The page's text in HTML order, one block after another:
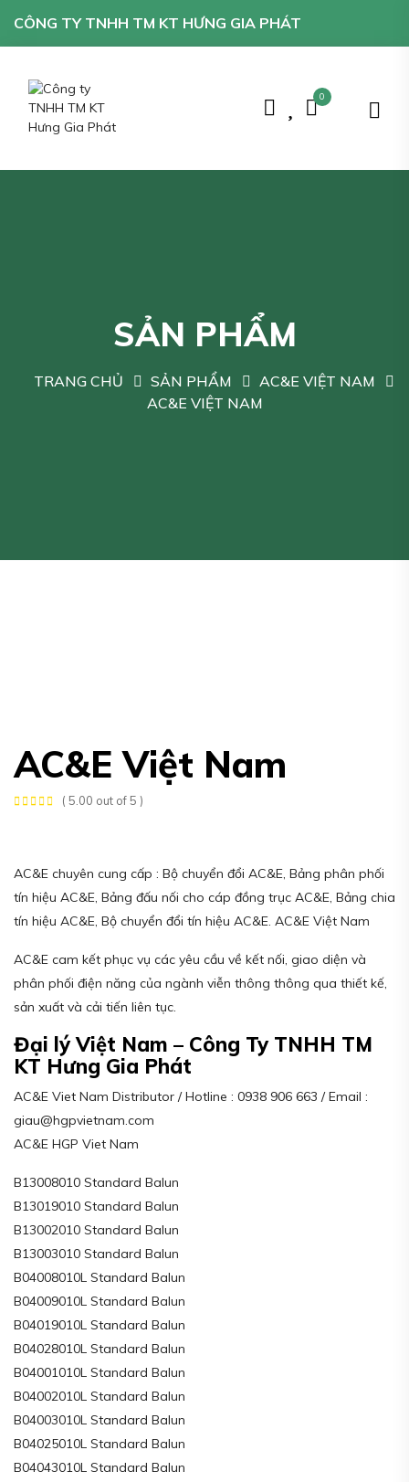
CÔNG TY TNHH TM KT HƯNG GIA PHÁT
0
SẢN PHẨM
TRANG CHỦ SẢN PHẨM
AC&E VIỆT NAM
AC&E VIỆT NAM
AC&E Việt Nam
( 5.00 out of 5 )
AC&E chuyên cung cấp : Bộ chuyển đổi AC&E, Bảng phân phối
tín hiệu AC&E, Bảng đấu nối cho cáp đồng trục AC&E, Bảng chia
tín hiệu AC&E, Bộ chuyển đổi tín hiệu AC&E. AC&E Việt Nam
AC&E cam kết phục vụ các yêu cầu về kết nối, giao diện và
phân phối điện năng của ngành viễn thông thông qua thiết kế,
sản xuất và cải tiến liên tục.
Đại lý Việt Nam – Công Ty TNHH TM
KT Hưng Gia Phát
AC&E Viet Nam Distributor / Hotline : 0938 906 663 / Email :
giau@hgpvietnam.com
AC&E HGP Viet Nam
B13008010 Standard Balun
B13019010 Standard Balun
B13002010 Standard Balun
B13003010 Standard Balun
B04008010L Standard Balun
B04009010L Standard Balun
B04019010L Standard Balun
B04028010L Standard Balun
B04001010L Standard Balun
B04002010L Standard Balun
B04003010L Standard Balun
B04025010L Standard Balun
B04043010L Standard Balun